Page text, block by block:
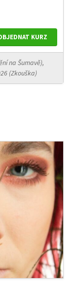
KURZ
na Šumavě),
(Zkouška)